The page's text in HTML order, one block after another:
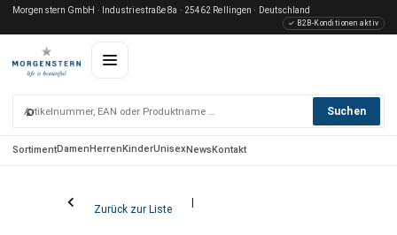
Morgenstern GmbH · Industriestraße 8a · 25462 Rellingen · Deutschland
✓ B2B-Konditionen aktiv
⌕ Suchen
SortimentDamenHerrenKinderUnisexNewsKontakt
Zurück zur Liste